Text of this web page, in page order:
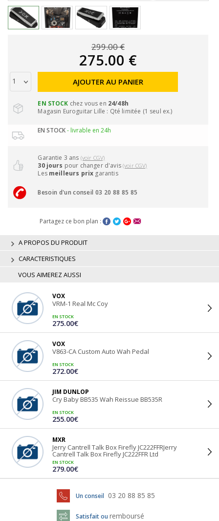
299.00 €
275.00 €
AJOUTER AU PANIER
EN STOCK chez vous en 24/48h
Magasin Euroguitar Lille : Qté limitée (1 seul ex.)
EN STOCK- livrable en 24h
Garantie 3 ans (voir CGV)
30 jours pour changer d'avis(voir CGV)
Les meilleurs prix garantis
Besoin d'un conseil 03 20 88 85 85
Partagez ce bon plan :
A PROPOS DU PRODUIT
CARACTERISTIQUES
VOUS AIMEREZ AUSSI
VOX
VRM-1 Real Mc Coy
EN STOCK
275.00€
VOX
V863-CA Custom Auto Wah Pedal
EN STOCK
272.00€
JIM DUNLOP
Cry Baby BB535 Wah Reissue BB535R
EN STOCK
255.00€
MXR
Jerry Cantrell Talk Box Firefly JC222FFRJerry
Cantrell Talk Box Firefly JC222FFR Ltd
EN STOCK
279.00€
Un conseil 03 20 88 85 85
Satisfait ou remboursé